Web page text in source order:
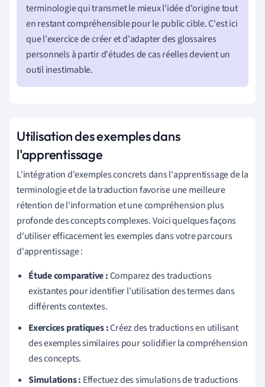
terminologie qui transmet le mieux l'idée d'origine tout
en restant compréhensible pour le public cible. C'est ici
que l'exercice de créer et d'adapter des glossaires
personnels à partir d'études de cas réelles devient un
outil inestimable.
Utilisation des exemples dans
l'apprentissage
L'intégration d'exemples concrets dans l'apprentissage de la
terminologie et de la traduction favorise une meilleure
rétention de l'information et une compréhension plus
profonde des concepts complexes. Voici quelques façons
d'utiliser efficacement les exemples dans votre parcours
d'apprentissage :
Étude comparative :Comparez des traductions
existantes pour identifier l'utilisation des termes dans
différents contextes.
Exercices pratiques :Créez des traductions en utilisant
des exemples similaires pour solidifier la compréhension
des concepts.
Simulations : Effectuez des simulations de traductions